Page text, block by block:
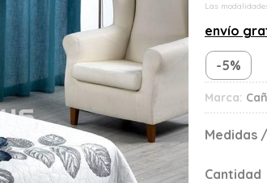
Las
envío
-5%
Marca:
Medidas
Cantidad